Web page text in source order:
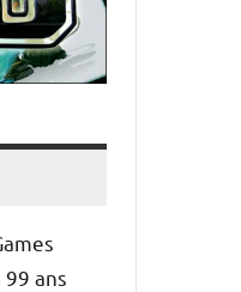
ans